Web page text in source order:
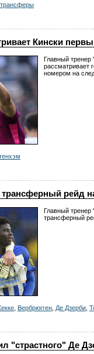
трансферы
Кински
Главный тренер
рассматривает
номером на
трансферный рейд
Главный тренер
трансферный
Вербрюгген Де Дзерби
"страстного" Де